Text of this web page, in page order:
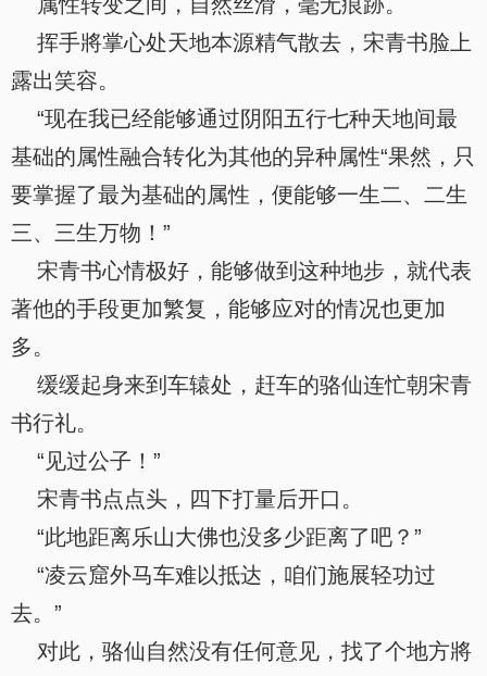
挥手將掌心处天地本源精气散去，宋青书脸上
露出笑容。
“现在我已经能够通过阴阳五行七种天地间最
基础的属性融合转化为其他的异种属性“果然，只
要掌握了最为基础的属性，便能够一生二、二生
三、三生万物！”
宋青书心情极好，能够做到这种地步，就代表
著他的手段更加繁复，能够应对的情况也更加
多。
缓缓起身来到车辕处，赶车的骆仙连忙朝宋青
书行礼。
“见过公子！”
宋青书点点头，四下打量后开口。
“此地距离乐山大佛也没多少距离了吧？”
“凌云窟外马车难以抵达，咱们施展轻功过
去。”
对此，骆仙自然没有任何意见，找了个地方將